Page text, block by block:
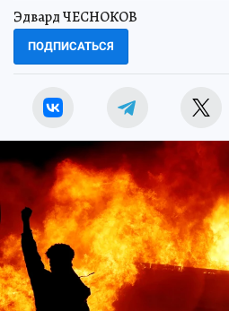
Эдвард ЧЕСНОКОВ
ПОДПИСАТЬСЯ